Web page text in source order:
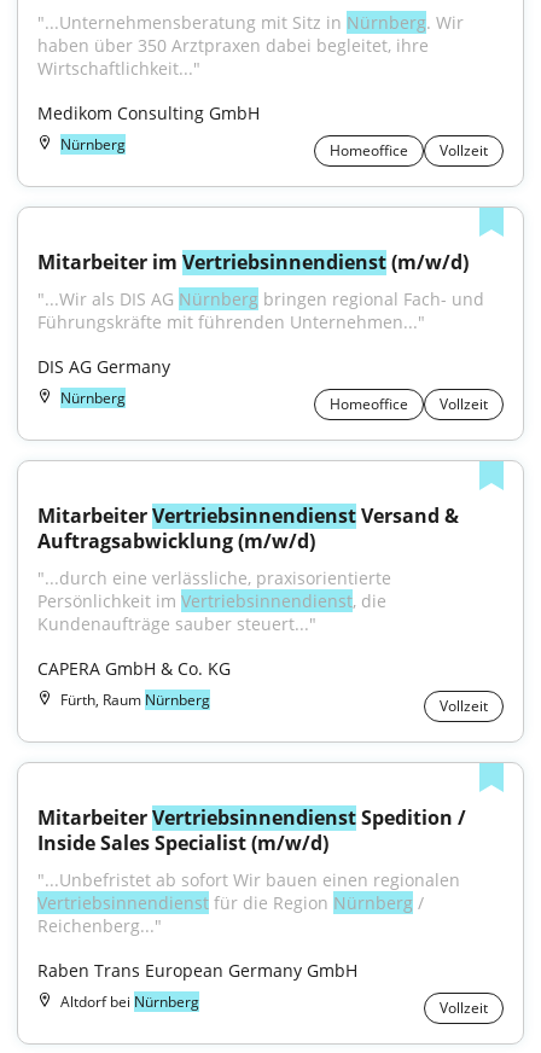
"...Unternehmensberatung mit Sitz in Nürnberg. Wir
haben über 350 Arztpraxen dabei begleitet, ihre
Wirtschaftlichkeit..."
Medikom Consulting GmbH
Nürnberg Homeoffice Vollzeit
Mitarbeiter im Vertriebsinnendienst (m/w/d)
"...Wir als DIS AG Nürnberg bringen regional Fach- und
Führungskräfte mit führenden Unternehmen..."
DIS AG Germany
Nürnberg Homeoffice Vollzeit
Mitarbeiter Vertriebsinnendienst Versand &
Auftragsabwicklung (m/w/d)
"...durch eine verlässliche, praxisorientierte
Persönlichkeit im Vertriebsinnendienst, die
Kundenaufträge sauber steuert..."
CAPERA GmbH & Co. KG
Fürth, Raum Nürnberg Vollzeit
Mitarbeiter Vertriebsinnendienst Spedition /
Inside Sales Specialist (m/w/d)
Vertriebsinnendienst für die Region Nürnberg /
Reichenberg..."
Raben Trans European Germany GmbH
Altdorf bei Nürnberg Vollzeit